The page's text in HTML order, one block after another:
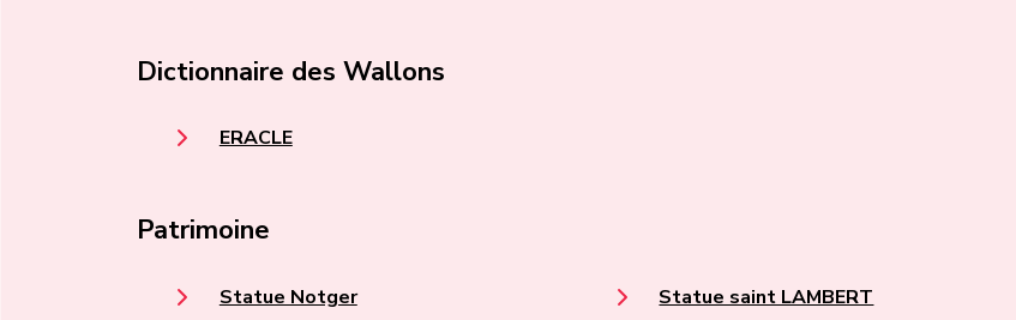
Dictionnaire des Wallons
ERACLE
Patrimoine
Statue Notger
Statue saint LAMBERT